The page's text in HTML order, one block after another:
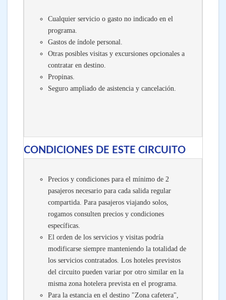
Cualquier servicio o gasto no indicado en el
programa.
Gastos de índole personal.
Otras posibles visitas y excursiones opcionales a
contratar en destino.
Propinas.
Seguro ampliado de asistencia y cancelación.
CONDICIONES DE ESTE CIRCUITO
Precios y condiciones para el mínimo de 2
pasajeros necesario para cada salida regular
compartida. Para pasajeros viajando solos,
rogamos consulten precios y condiciones
específicas.
El orden de los servicios y visitas podría
modificarse siempre manteniendo la totalidad de
los servicios contratados. Los hoteles previstos
del circuito pueden variar por otro similar en la
misma zona hotelera prevista en el programa.
Para la estancia en el destino "Zona cafetera",